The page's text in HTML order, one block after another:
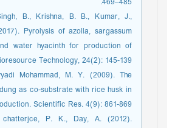
B., Krishna, B. B., Kumar, J.,
Pyrolysis of azolla, sargassum
water hyacinth for production of
Technology, 24(2): 145-139
Mohammad, M. Y. (2009). The
as co-substrate with rice husk in
Scientific Res. 4(9): 861-869.
chatterjce, P. K., Day, A. (2012).